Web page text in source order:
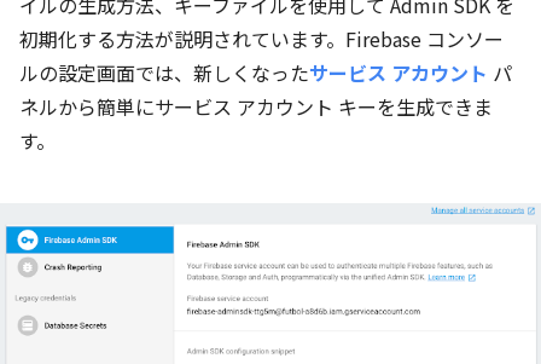
初期化する方法が説明されています。Firebase コンソー
ルの設定画面では、新しくなったサービス アカウント パ
ネルから簡単にサービス アカウント キーを生成できま
す。